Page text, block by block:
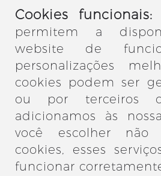
Cookies funcionais:
permitem a
website de
personalizações
cookies podem ser
ou por terceiros
adicionamos às
você escolher não
cookies, esses
funcionar